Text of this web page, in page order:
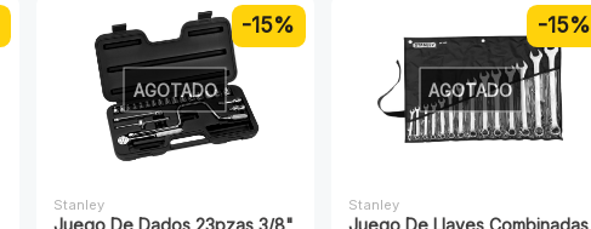
-15%
AGOTADO
Stanley
-15%
AGOTADO
Stanley